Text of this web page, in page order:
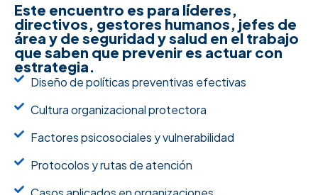
Este encuentro es para líderes,
directivos, gestores humanos, jefes de
área y de seguridad y salud en el trabajo
que saben que prevenir es actuar con
estrategia.
Diseño de políticas preventivas efectivas
Cultura organizacional protectora
Factores psicosociales y vulnerabilidad
Protocolos y rutas de atención